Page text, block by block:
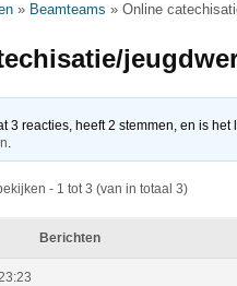
» Beamteams » Online
3 reacties, heeft 2 stemmen, en is
.
- 1 tot 3 (van in totaal 3)
Berichten